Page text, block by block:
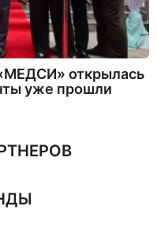
открылась
уже прошли